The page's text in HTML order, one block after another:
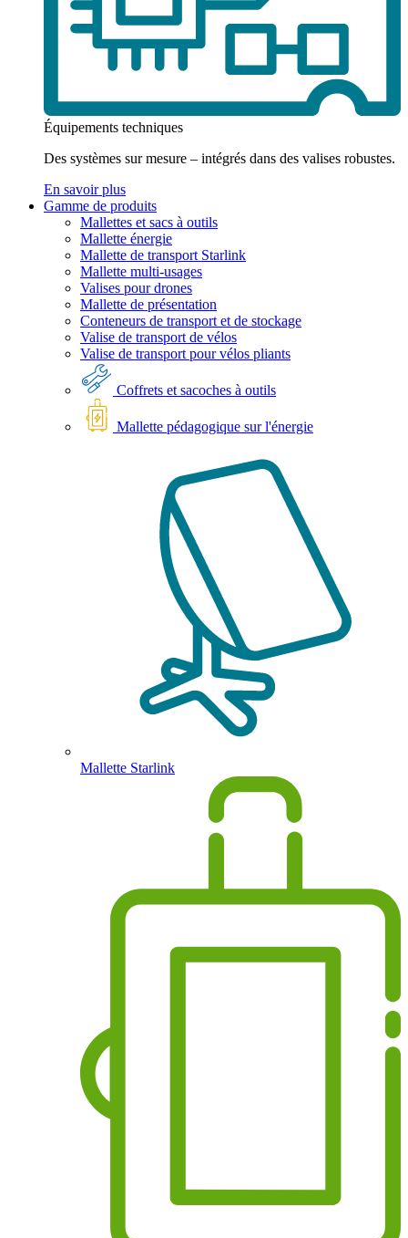
Équipements techniques
Des systèmes sur mesure – intégrés dans des valises robustes.
En savoir plus
Gamme de produits
Mallettes et sacs à outils
Mallette énergie
Mallette de transport Starlink
Mallette multi-usages
Valises pour drones
Mallette de présentation
Conteneurs de transport et de stockage
Valise de transport de vélos
Valise de transport pour vélos pliants
Coffrets et sacoches à outils
Mallette pédagogique sur l'énergie
Mallette Starlink